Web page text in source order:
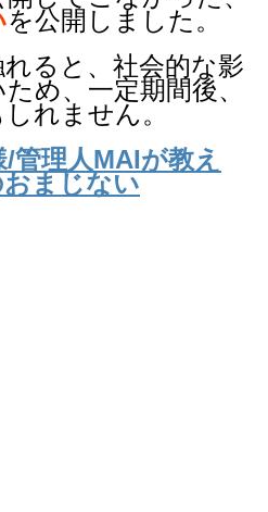
を公開しました。
ると、社会的な影
め、一定期間後、
れません。
管理人MAIが教え
まじない